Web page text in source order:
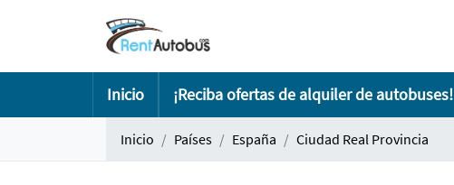
Inicio ¡Reciba ofertas de alquiler de autobuses!
Inicio Países España Ciudad Real Provincia